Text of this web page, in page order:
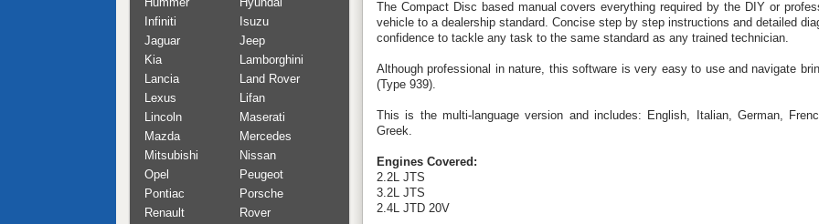
The Compact Disc based manual covers everything required by the DIY or
vehicle to a dealership standard. Concise step by step instructions and detailed
confidence to tackle any task to the same standard as any trained technician.
Although professional in nature, this software is very easy to use and navigate
(Type 939).
This is the multi-language version and includes: English, Italian, German,
Greek.
Engines Covered:
2.2L JTS
3.2L JTS
2.4L JTD 20V
Infiniti
Isuzu
Jaguar
Jeep
Kia
Lamborghini
Lancia
Land Rover
Lexus
Lifan
Lincoln
Maserati
Mazda
Mercedes
Mitsubishi
Nissan
Opel
Peugeot
Pontiac
Porsche
Renault
Rover